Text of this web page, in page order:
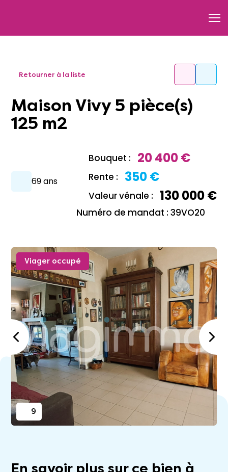
Retourner à la liste
Maison Vivy 5 pièce(s)
125 m2
69 ans
Bouquet : 20 400 €
Rente : 350 €
Valeur vénale : 130 000 €
Numéro de mandat : 39VO20
Viager occupé
9
En savoir plus sur ce bien à